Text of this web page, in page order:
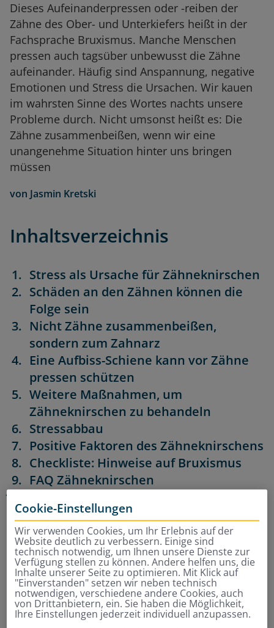
Dieses Aufeinanderpressen oder -reiben der
Zähne des Ober- und Unterkiefers heißt in der
Fachsprache Bruxismus. Manche Menschen
pressen auch tagsüber unbewusst die Zähne
aufeinander. Häufig sind Anspannung, negative
Emotionen und Stress die Ursachen. Wir kauen
im wahrsten Sinne des Wortes nachts unsere
Probleme durch. Nicht umsonst heißt es: Die
Zähne zusammenbeißen, wenn wir eine
unangenehme Situation hinter uns bringen
müssen
von Jasmin Kretski
Inhaltsverzeichnis
Stress als Ursache für Zähneknirschen
Schäden an den Zähnen können die
Folge sein
Nicht Zähne zusammenbeißen,
sondern zum Zahnarz
Eine Aufbiss-Schiene kann vor Zähne
pressen schützen
Weitere Maßnahmen, um
Zähneknirschen zu behandeln
Stressabbau
Positive Faktoren des Zähneknirschens
Checkliste: Hinweise auf Bruxismus
FAQ Zähneknirschen
Stress als Ursache für
Zähneknirschen
„Zähneknirschen ist häufig ein psychosomatisches
Phänomen“, sagt Prof. Dr. Dietmar Oesterreich,
Vizepräsident der Bundeszahnärztekammer. Neben
Cookie-Einstellungen
Wir verwenden Cookies, um Ihr Erlebnis auf der
Website deutlich zu verbessern. Einige sind
technisch notwendig, um Ihnen unsere Dienste zur
Verfügung stellen zu können. Andere helfen uns, die
Inhalte unserer Seite zu optimieren. Mit Klick auf
"Einverstanden" setzen wir neben technisch
notwendigen, verschiedene andere Cookies, auch
von Drittanbietern, ein. Sie haben die Möglichkeit,
Ihre Einstellungen jederzeit individuell anzupassen.